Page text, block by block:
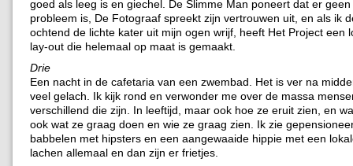
goed als leeg is en giechel. De Slimme Man poneert dat er
probleem is, De Fotograaf spreekt zijn vertrouwen uit, en als ik
ochtend de lichte kater uit mijn ogen wrijf, heeft Het Project een
lay-out die helemaal op maat is gemaakt.
Drie
Een nacht in de cafetaria van een zwembad. Het is ver na
veel gelach. Ik kijk rond en verwonder me over de massa
verschillend die zijn. In leeftijd, maar ook hoe ze eruit zien, en
ook wat ze graag doen en wie ze graag zien. Ik zie
babbelen met hipsters en een aangewaaide hippie met een
lachen allemaal en dan zijn er frietjes.